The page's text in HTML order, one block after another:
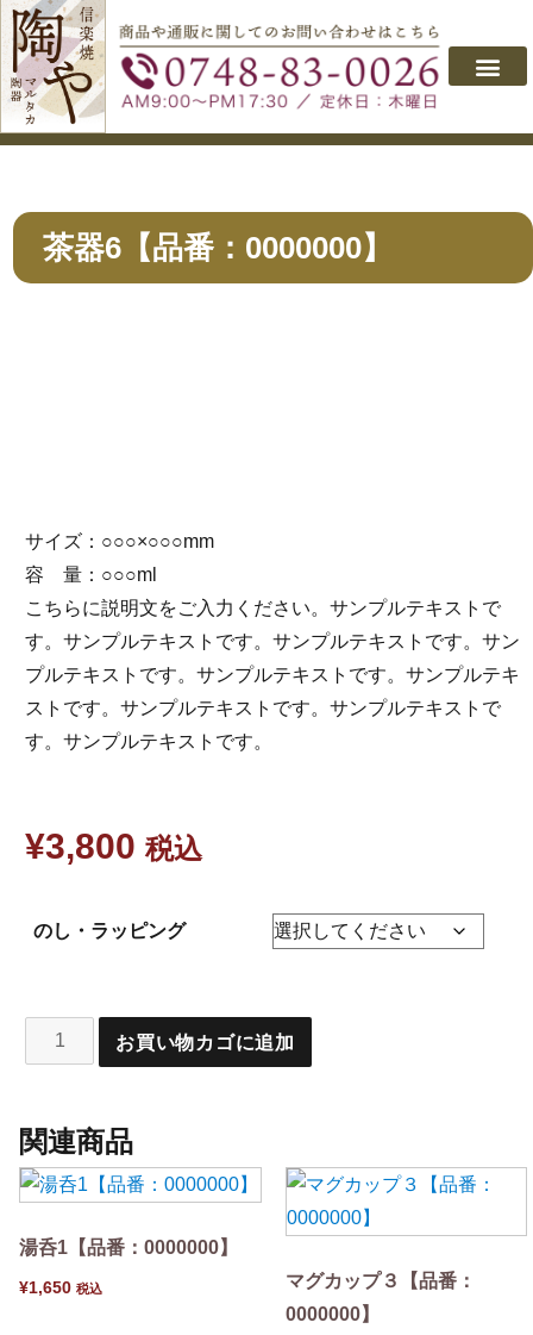
茶器6【品番：0000000】
サイズ：○○○×○○○mm
容 量：○○○ml
こちらに説明文をご入力ください。サンプルテキストで
す。サンプルテキストです。サンプルテキストです。サン
プルテキストです。サンプルテキストです。サンプルテキ
ストです。サンプルテキストです。サンプルテキストで
す。サンプルテキストです。
¥3,800 税込
のし・ラッピング
お買い物カゴに追加
関連商品
湯呑1【品番：0000000】
¥1,650 税込
マグカップ３【品番：
0000000】